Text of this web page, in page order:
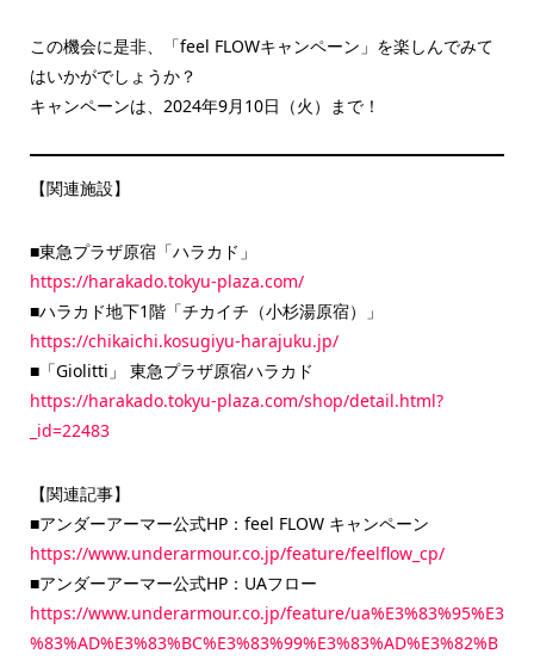
この機会に是非、「feel FLOWキャンペーン」を楽しんでみて
はいかがでしょうか？
キャンペーンは、2024年9月10日（火）まで！
【関連施設】
■東急プラザ原宿「ハラカド」
https://harakado.tokyu-plaza.com/
■ハラカド地下1階「チカイチ（小杉湯原宿）」
https://chikaichi.kosugiyu-harajuku.jp/
■「Giolitti」 東急プラザ原宿ハラカド
https://harakado.tokyu-plaza.com/shop/detail.html?
_id=22483
【関連記事】
■アンダーアーマー公式HP：feel FLOW キャンペーン
https://www.underarmour.co.jp/feature/feelflow_cp/
■アンダーアーマー公式HP：UAフロー
https://www.underarmour.co.jp/feature/ua%E3%83%95%E3
%83%AD%E3%83%BC%E3%83%99%E3%83%AD%E3%82%B